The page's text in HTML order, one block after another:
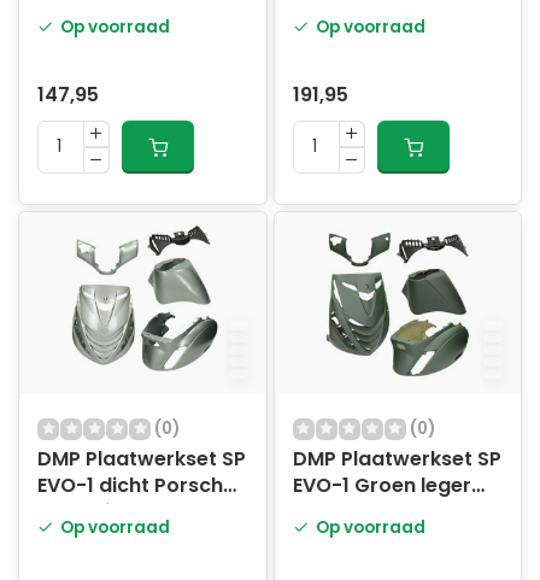
Op voorraad
147,95
Op voorraad
191,95
(0)
DMP Plaatwerkset SP
EVO-1 dicht Porsche
antraciet
Op voorraad
(0)
DMP Plaatwerkset SP
EVO-1 Groen leger
Op voorraad